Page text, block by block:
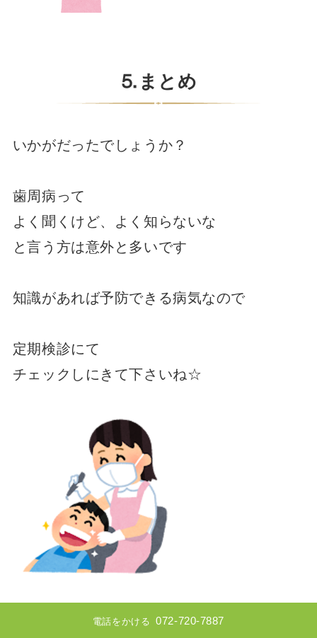
⒌まとめ
いかがだったでしょうか？
歯周病って
よく聞くけど、よく知らないな
と言う方は意外と多いです
知識があれば予防できる病気なので
定期検診にて
チェックしにきて下さいね☆
電話をかける 072-720-7887